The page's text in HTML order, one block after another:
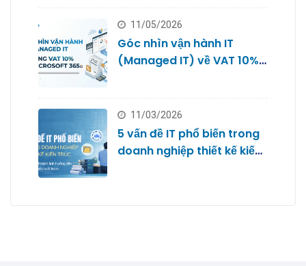
11/05/2026
Góc nhìn vận hành IT
(Managed IT) về VAT 10%
11/03/2026
5 vấn đề IT phổ biến trong
doanh nghiệp thiết kế kiến